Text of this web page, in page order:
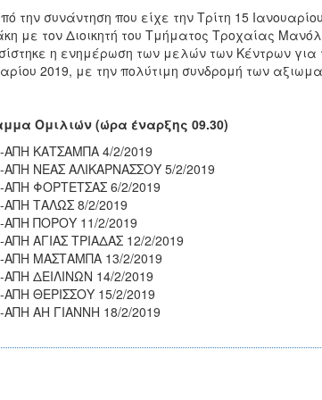
την συνάντηση που είχε την Τρίτη 15
με τον Διοικητή του Τμήματος Τροχαίας
η ενημέρωση των μελών των Κέντρων για
2019, με την πολύτιμη συνδρομή των
Ομιλιών (ώρα έναρξης 09.30)
ΑΠΗ ΚΑΤΣΑΜΠΑ 4/2/2019
ΑΠΗ ΝΕΑΣ ΑΛΙΚΑΡΝΑΣΣΟΥ 5/2/2019
ΑΠΗ ΦΟΡΤΕΤΣΑΣ 6/2/2019
ΑΠΗ ΤΑΛΩΣ 8/2/2019
ΑΠΗ ΠΟΡΟΥ 11/2/2019
ΑΓΙΑΣ ΤΡΙΑΔΑΣ 12/2/2019
ΑΠΗ ΜΑΣΤΑΜΠΑ 13/2/2019
ΔΕΙΛΙΝΩΝ 14/2/2019
ΘΕΡΙΣΣΟΥ 15/2/2019
ΑΗ ΓΙΑΝΝΗ 18/2/2019